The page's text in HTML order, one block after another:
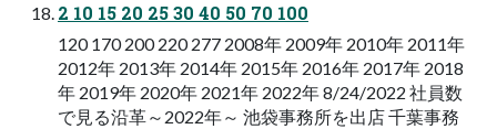
2 10 15 20 25 30 40 50 70 100
120 170 200 220 277 2008年 2009年 2010年 2011年
2012年 2013年 2014年 2015年 2016年 2017年 2018
年 2019年 2020年 2021年 2022年 8/24/2022 社員数
で見る沿革～2022年～ 池袋事務所を出店 千葉事務